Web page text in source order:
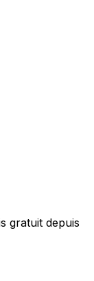
gratuit depuis